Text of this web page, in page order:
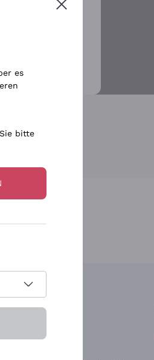
Chardonnay
Brauchen Sie Hilfe?
es
bitte